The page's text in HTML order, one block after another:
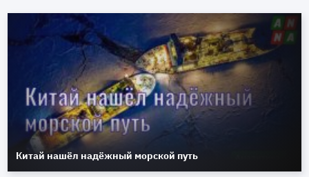
Китай нашёл надёжный морской путь